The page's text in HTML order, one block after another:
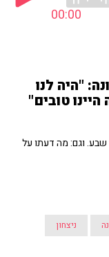
00:00
"היה לנו
טובים"
וגם: מה דעתו על
ניצחון